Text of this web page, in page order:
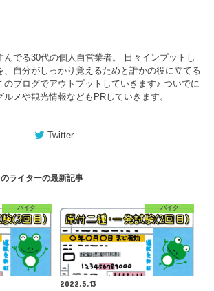
んでる30代の個人自営業者。 日々インプットし
、自分がしっかり覚えるためと誰かの役に立てる
のブログでアウトプットしていきます♪ ついでに
ルメや観光情報などもPRしていきます。
Twitter
ライターの最新記事
バイク バイク
2022.5.13